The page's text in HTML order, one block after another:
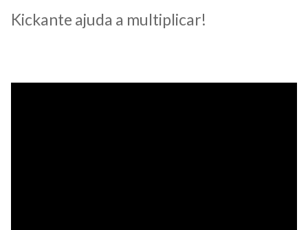
Kickante ajuda a multiplicar!